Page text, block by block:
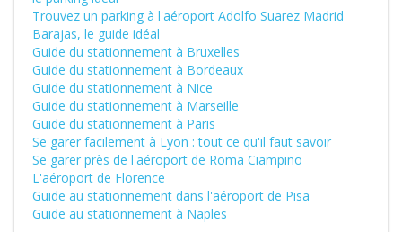
Trouvez un parking à l'aéroport Adolfo Suarez Madrid
Barajas, le guide idéal
Guide du stationnement à Bruxelles
Guide du stationnement à Bordeaux
Guide du stationnement à Nice
Guide du stationnement à Marseille
Guide du stationnement à Paris
Se garer facilement à Lyon : tout ce qu'il faut savoir
Se garer près de l'aéroport de Roma Ciampino
L'aéroport de Florence
Guide au stationnement dans l'aéroport de Pisa
Guide au stationnement à Naples